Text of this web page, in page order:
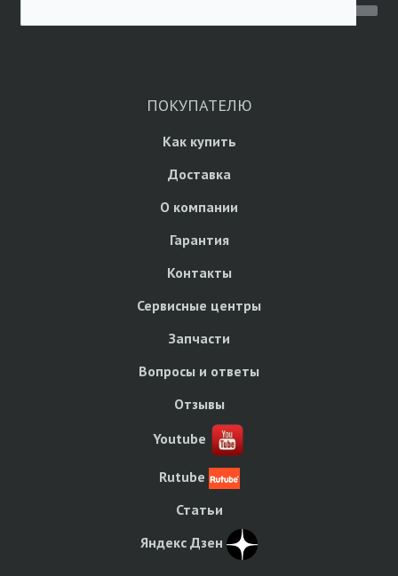
ПОКУПАТЕЛЮ
Как купить
Доставка
О компании
Гарантия
Контакты
Сервисные центры
Запчасти
Вопросы и ответы
Отзывы
Youtube
Rutube
Статьи
Яндекс Дзен